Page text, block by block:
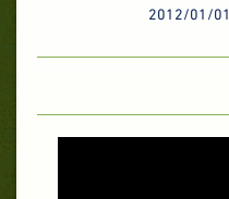
2012/01/01